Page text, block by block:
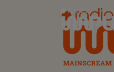
Radio Impuls